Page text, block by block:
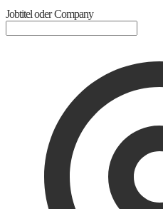
Jobtitel oder Company